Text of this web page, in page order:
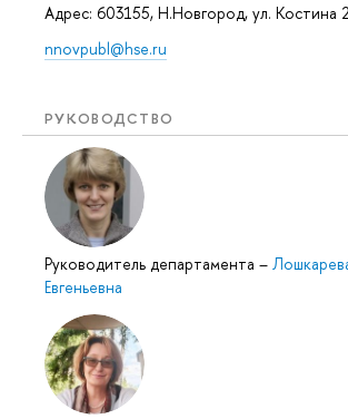
Адрес: 603155, Н.Новгород, ул. Костина
nnovpubl@hse.ru
РУКОВОДСТВО
Руководитель департамента –
Евгеньевна